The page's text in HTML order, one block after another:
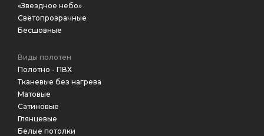
«Звездное небо»
Светопрозрачные
Бесшовные
Виды полотен
Полотно - ПВХ
Тканевые без нагрева
Матовые
Сатиновые
Глянцевые
Белые потолки